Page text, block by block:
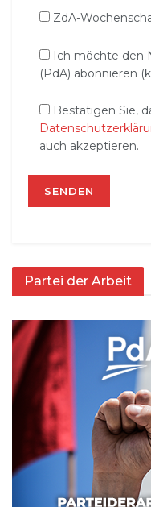
ZdA-
Ich möchte den
(PdA) abonnieren
Bestätigen Sie,
auch akzeptieren.
Partei der Arbeit